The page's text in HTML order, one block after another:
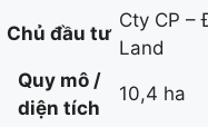
Chủ đầu tư
Cty CP –
Land
Quy mô /
diện tích
10,4 ha